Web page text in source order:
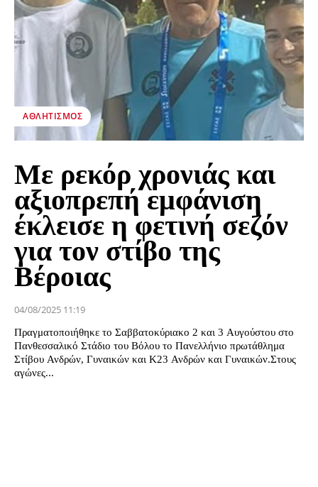
ΑΘΛΗΤΙΣΜΌΣ
Με ρεκόρ χρονιάς και
αξιοπρεπή εμφάνιση
έκλεισε η φετινή σεζόν
για τον στίβο της
Βέροιας
04/08/2025 11:19
Πραγματοποιήθηκε το Σαββατοκύριακο 2 και 3 Αυγούστου στο
Πανθεσσαλικό Στάδιο του Βόλου το Πανελλήνιο πρωτάθλημα
Στίβου Ανδρών, Γυναικών και Κ23 Ανδρών και Γυναικών.Στους
αγώνες...